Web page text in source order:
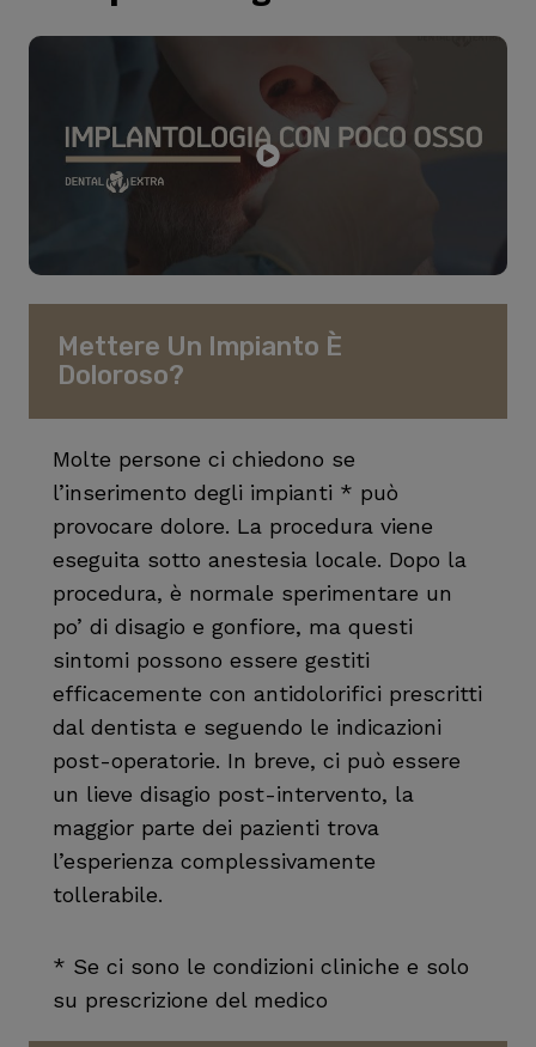
Mettere Un Impianto È
Doloroso?
Molte persone ci chiedono se
l’inserimento degli impianti * può
provocare dolore. La procedura viene
eseguita sotto anestesia locale. Dopo la
procedura, è normale sperimentare un
po’ di disagio e gonfiore, ma questi
sintomi possono essere gestiti
efficacemente con antidolorifici prescritti
dal dentista e seguendo le indicazioni
post-operatorie. In breve, ci può essere
un lieve disagio post-intervento, la
maggior parte dei pazienti trova
l’esperienza complessivamente
tollerabile.
* Se ci sono le condizioni cliniche e solo
su prescrizione del medico